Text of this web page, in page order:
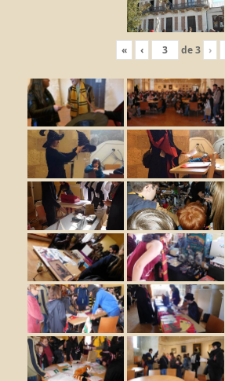
« ‹ de3 ›